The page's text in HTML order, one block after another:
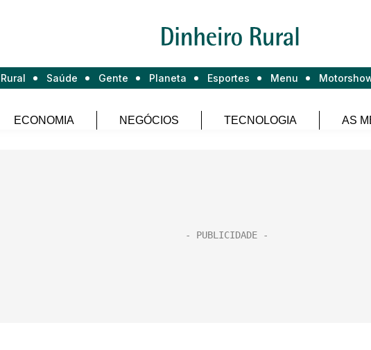
Saúde Gente Planeta Esportes Menu
ECONOMIA NEGÓCIOS TECNOLOGIA AS